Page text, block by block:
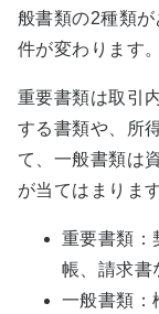
般書類の2種類
件が変わります。
重要書類は取引
する書類や、所
て、一般書類は
が当てはまります
重要書類：
帳、請求書
一般書類：